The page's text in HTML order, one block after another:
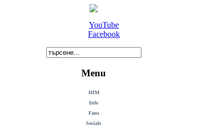
YouTube
Facebook
Menu
HIM
Info
Fans
Socials